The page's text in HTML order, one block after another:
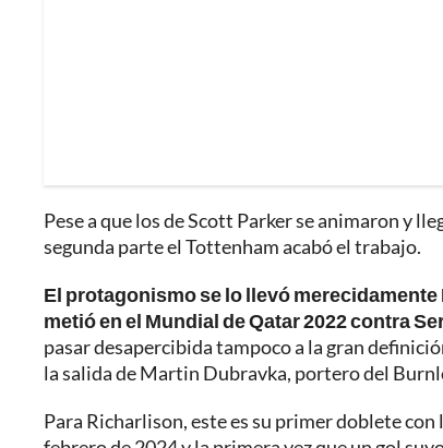
Pese a que los de Scott Parker se animaron y
segunda parte el Tottenham acabó el trabajo.
El protagonismo se lo llevó
metió en el Mundial de Qatar 2022 contra
pasar desapercibida tampoco a la gran
la salida de Martin Dubravka, portero del
Para Richarlison, este es su primer doblete